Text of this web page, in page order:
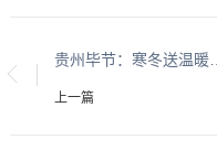
​​​​​​​贵州毕节：寒冬送温暖 佳节爱意浓
上一篇